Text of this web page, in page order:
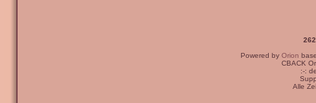
Powered by Orion
CBACK
:-:
Alle